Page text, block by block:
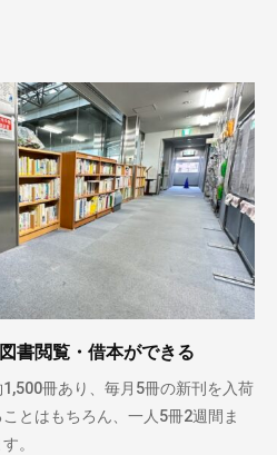
書閲覧・借本ができる
冊あり、毎月5冊の新刊を入荷
とはもちろん、一人5冊2週間ま
。